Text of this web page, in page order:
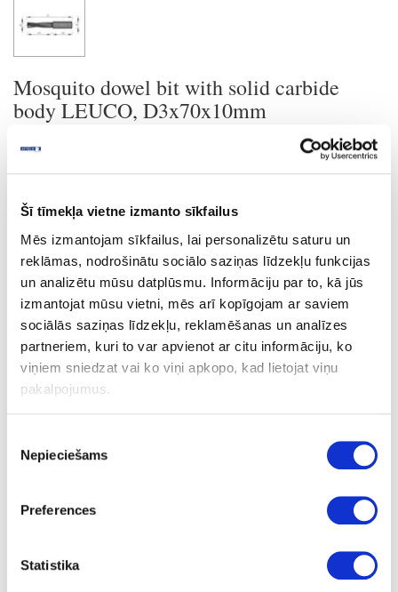
Šī tīmekļa vietne izmanto sīkfailus
Mēs izmantojam sīkfailus, lai personalizētu saturu un
reklāmas, nodrošinātu sociālo saziņas līdzekļu funkcijas
un analizētu mūsu datplūsmu. Informāciju par to, kā jūs
izmantojat mūsu vietni, mēs arī kopīgojam ar saviem
sociālās saziņas līdzekļu, reklamēšanas un analīzes
partneriem, kuri to var apvienot ar citu informāciju, ko
viņiem sniedzat vai ko viņi apkopo, kad lietojat viņu
pakalpojumus.
izvēle
Nepieciešams
Preferences
Statistika
Mosquito dowel bit with solid carbide
body LEUCO, D3x70x10mm
Ask question
Print
24-L182386
Mosquito dowel bit with solid
carbide body LEUCO, D3x70x10mm
Piece